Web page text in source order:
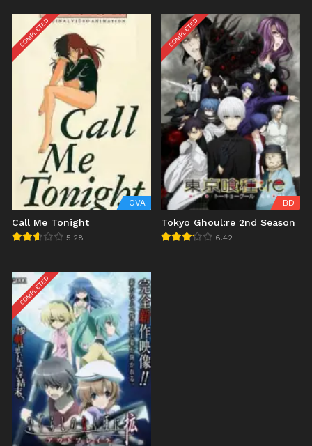
COMPLETED
OVA
Call Me Tonight
5.28
COMPLETED
BD
Tokyo Ghoul:re 2nd Season
6.42
COMPLETED